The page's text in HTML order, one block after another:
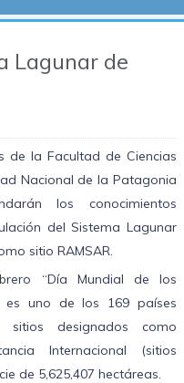
Lagunar de
de la Facultad de Ciencias
Nacional de la Patagonia
los conocimientos
del Sistema Lagunar
sitio RAMSAR.
“Día Mundial de los
es uno de los 169 países
designados como
Internacional (sitios
de 5,625,407 hectáreas.